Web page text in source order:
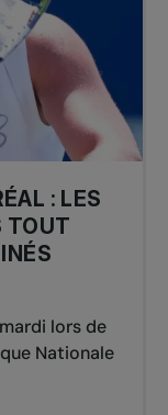
: LES
TOUT
lors de
Nationale